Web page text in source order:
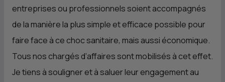
entreprises ou professionnels soient accompagnés
de la manière la plus simple et efficace possible pour
faire face à ce choc sanitaire, mais aussi économique.
Tous nos chargés d’affaires sont mobilisés à cet effet.
Je tiens à souligner et à saluer leur engagement au